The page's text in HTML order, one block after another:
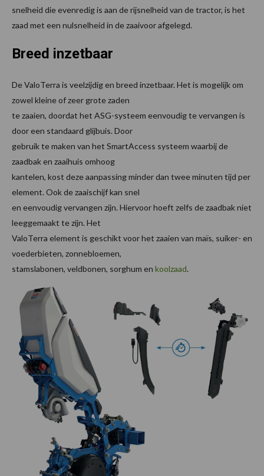
snelheid die evenredig is aan de rijsnelheid van de tractor, is het
zaad met een nulsnelheid in de zaaivoor afgelegd.
Breed inzetbaar
De ValoTerra is veelzijdig en breed inzetbaar. Het is mogelijk om
zowel kleine of zeer grote zaden
te zaaien, doordat het ASG-systeem eenvoudig te vervangen is
door een standaard glijbuis. Door
gebruik te maken van het SmartAccess systeem waarbij de
zaadbak en zaaihuis omhoog
kantelen, kost deze aanpassing minder dan twee minuten tijd per
element. Ook de zaaischijf kan snel
en eenvoudig vervangen zijn. Hiervoor hoeft zelfs de zaadbak niet
leeggemaakt te zijn. Het
ValoTerra element is geschikt voor het zaaien van maïs, suiker- en
voederbieten, zonnebloemen,
stamslabonen, veldbonen, sorghum en koolzaad.